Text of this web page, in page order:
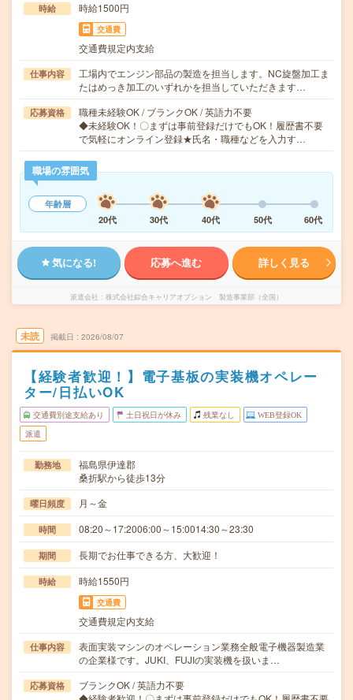
時給 時給1500円
交通費
交通費規定内支給
仕事内容
工場内でエンジン部品の製造を担当します。NC旋盤加工ま
たはめっき加工のいずれかを担当していただきます…
応募資格
職種未経験OK / ブランクOK / 英語力不要
◆未経験OK！〇まずは事前登録だけでもOK！履歴書不要
で気軽にオンライン登録★氏名・職種などを入力す…
職場の雰囲気
年齢層
20代
30代 40代 50代 60代
気になる! 応募へ進む 詳しく見る
派遣会社 株式会社綜合キャリアオプション 製造事業部（全国）
未読 掲載日 2026/08/07
【経験者歓迎！】電子基板の実装機オペレー
ター/日払いOK
交通費別途支給あり 土日祝日が休み 残業なし WEB登録OK
派遣
勤務地
福島県伊達郡
桑折駅から徒歩13分
曜日頻度 月～金
時間 08:20～17:2006:00～15:0014:30～23:30
期間 長期でお仕事できる方、大歓迎！
時給 時給1550円
交通費
交通費規定内支給
仕事内容
表面実装マシンのオペレーション業務全般電子機器製造業
の企業様です。JUKI、FUJIの実装機を扱いま…
応募資格
ブランクOK / 英語力不要